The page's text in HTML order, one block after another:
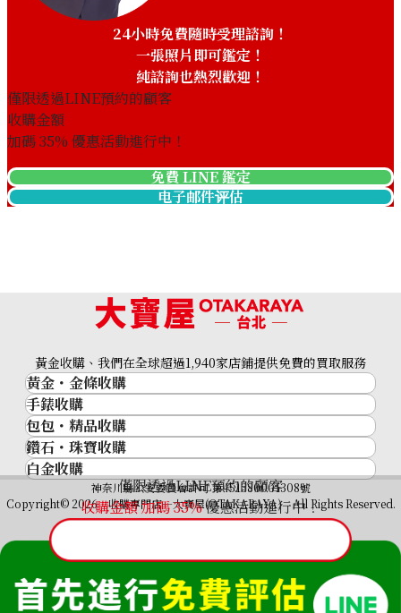
24小時免費隨時受理諮詢！
一張照片即可鑑定！
純諮詢也熱烈歡迎！
僅限透過LINE預約的顧客
收購金額
加碼35% 優惠活動進行中！
免費 LINE 鑑定
电子邮件评估
僅限透過LINE預約的顧客
收購金額 加碼35%優惠活動進行中！
黃金收購、我們在全球超過1,940家店鋪提供免費的買取服務
黃金・金條收購
黃金與貴金屬
金的錠
金幣
黃金過去10年
黃金飾品
黃金戒指
黃金項鍊
手錶收購
名牌手錶
Rolex
Patek Philippe
Audemars Piguet
Vacheron Constantin
A. Lange & Söhne
Breguet
包包・精品收購
品牌精品
Cartier
LOUIS VUITTON
Hermès
CELINE
CHANEL
Fendi
鑽石・珠寶收購
鑽石･珠寶
祖母綠（翠玉）
紅寶石（紅玉）
藍寶石（蒼玉）
白金收購
神奈川縣公安委員會許可 第451380001308號
Copyright© 2026 收購專門店—大寶屋(OTAKARAYA) All Rights Reserved.